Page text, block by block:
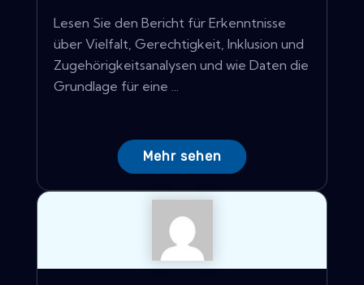
Lesen Sie den Bericht für Erkenntnisse
über Vielfalt, Gerechtigkeit, Inklusion und
Zugehörigkeitsanalysen und wie Daten die
Grundlage für eine ...
Mehr sehen